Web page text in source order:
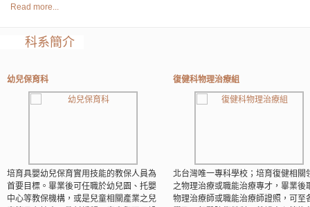
Read more...
科系簡介
幼兒保育科
培育具嬰幼兒保育實用技能的教保人員為
首要目標。畢業後可任職於幼兒園、托嬰
中心等教保機構，或是兒童相關產業之兒
復健科物理治療組
北台灣唯一專科學校；培育復健相關
之物理治療或職能治療專才，畢業後
物理治療師或職能治療師證照，可至